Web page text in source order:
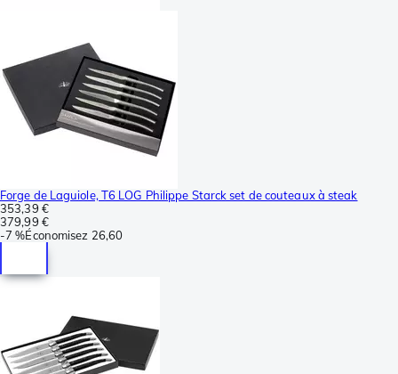
Forge de Laguiole, T6 LOG Philippe Starck set de couteaux à steak
353,39 €
379,99 €
-7 %Économisez 26,60